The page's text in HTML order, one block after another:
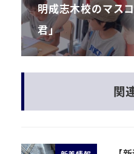
明成志木校のマ
君」
関